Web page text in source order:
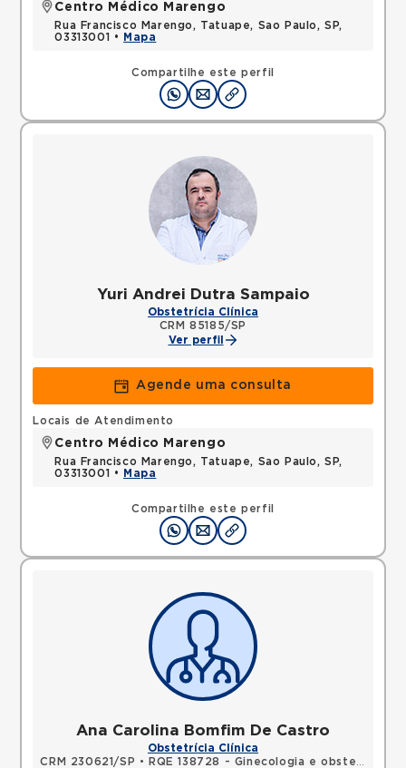
Compartilhe este perfil
Centro Médico Marengo
Rua Francisco Marengo, Tatuape, Sao Paulo, SP,
03313001 •
Mapa
Yuri Andrei Dutra Sampaio
Obstetrícia Clínica
CRM 85185/SP
Ver perfil
Agende uma consulta
Compartilhe este perfil
Locais de Atendimento
Centro Médico Marengo
Rua Francisco Marengo, Tatuape, Sao Paulo, SP,
03313001 •
Mapa
Ana Carolina Bomfim De Castro
Obstetrícia Clínica
CRM 230621/SP •
RQE 138728 - Ginecologia e obstetrícia